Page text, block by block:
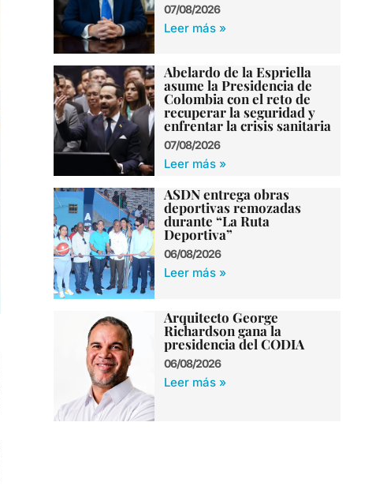
07/08/2026
Leer más »
Abelardo de la Espriella
asume la Presidencia de
Colombia con el reto de
recuperar la seguridad y
enfrentar la crisis sanitaria
07/08/2026
Leer más »
ASDN entrega obras
deportivas remozadas
durante “La Ruta
Deportiva”
06/08/2026
Leer más »
Arquitecto George
Richardson gana la
presidencia del CODIA
06/08/2026
Leer más »